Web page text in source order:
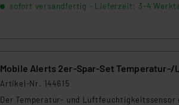
sofort versandfertig - Lieferzeit: 3-4
Mobile Alerts 2er-Spar-Set
Artikel-Nr. 144615
Der Temperatur- und